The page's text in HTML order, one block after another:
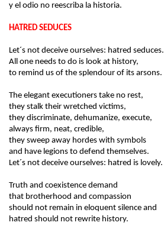
y el odio no reescriba la historia.
HATRED SEDUCES
Let´s not deceive ourselves: hatred seduces.
All one needs to do is look at history,
to remind us of the splendour of its arsons.
The elegant executioners take no rest,
they stalk their wretched victims,
they discriminate, dehumanize, execute,
always firm, neat, credible,
they sweep away hordes with symbols
and have legions to defend themselves.
Let´s not deceive ourselves: hatred is lovely.
Truth and coexistence demand
that brotherhood and compassion
should not remain in eloquent silence and
hatred should not rewrite history.